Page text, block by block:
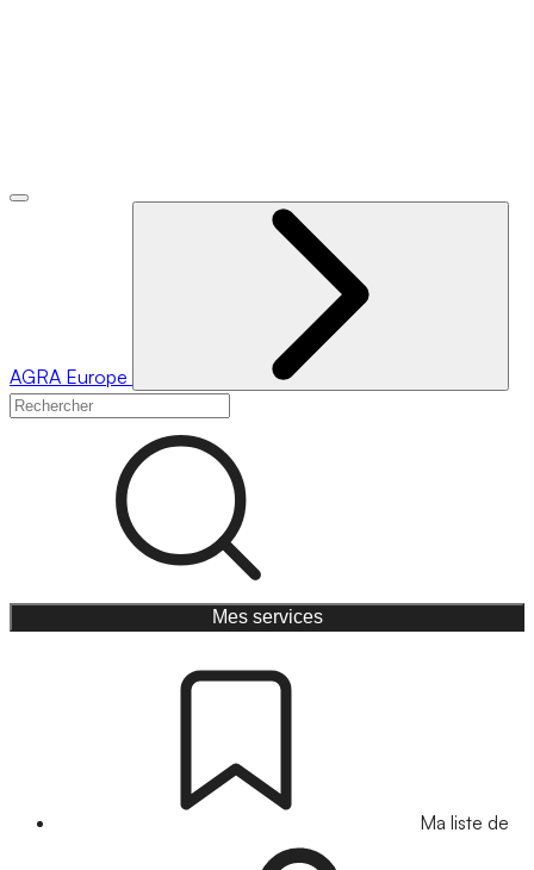
AGRA Europe
Mes services
Ma liste de